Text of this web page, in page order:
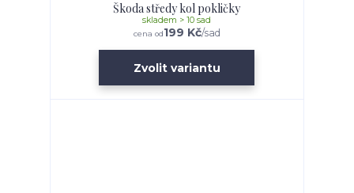
Škoda středy kol pokličky
cena od199 Kč/sad
skladem > 10 sad
Zvolit variantu